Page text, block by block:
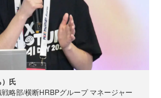
）氏
略部/横断HRBPグループ マネージャー